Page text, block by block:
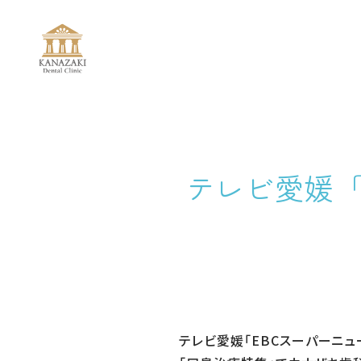
テレビ愛媛
テレビ愛媛「EBCスーパーニュ